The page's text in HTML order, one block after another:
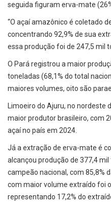
seguida figuram erva-mate
“O açaí amazônico é coletado
concentrando 92,9% de sua
essa produção foi de 247,5 mil
O Pará registrou a maior
toneladas (68,1% do total
maiores volumes, oito são
Limoeiro do Ajuru, no
maior produtor brasileiro, com
açaí no país em 2024.
Já a extração de erva-mate é
alcançou produção de 377,4
campeão nacional, com 85,8%
com maior volume extraído foi
representando 17,2% do